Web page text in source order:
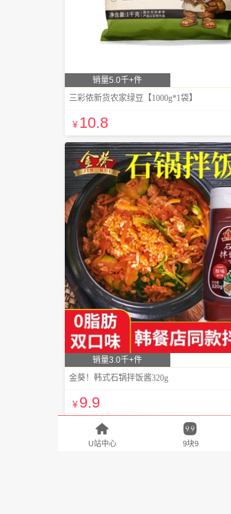
销量5.0千+件
三彩侬新货农家绿豆【1000g*1袋】
¥10.8
销量3.0千+件
金葵！韩式石锅拌饭酱320g
¥9.9

U站中心

9块9